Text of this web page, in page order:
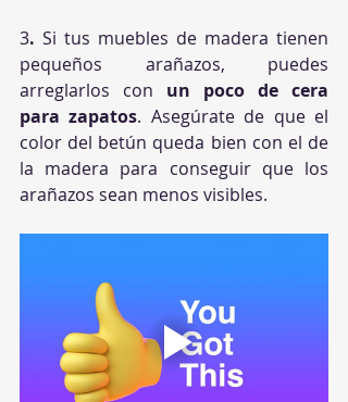
3. Si tus muebles de madera tienen
pequeños arañazos, puedes
arreglarlos con un poco de cera
para zapatos. Asegúrate de que el
color del betún queda bien con el de
la madera para conseguir que los
arañazos sean menos visibles.